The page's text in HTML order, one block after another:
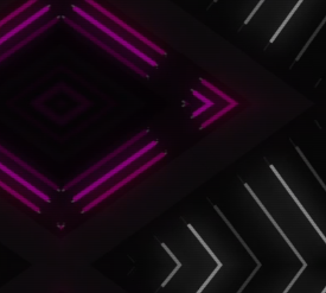
Ambalaj
Plastik
Tasarımları